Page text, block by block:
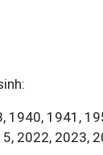
1940, 1941,
2022, 2023,